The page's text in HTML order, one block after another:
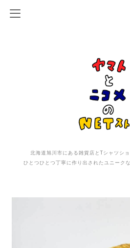
北海道旭川市にある雑貨店とTシャツシ
ひとつひとつ丁寧に作り出されたユニーク